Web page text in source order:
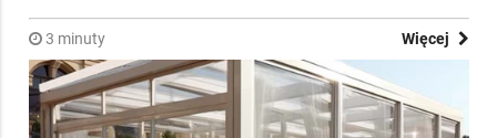
3 minuty Więcej